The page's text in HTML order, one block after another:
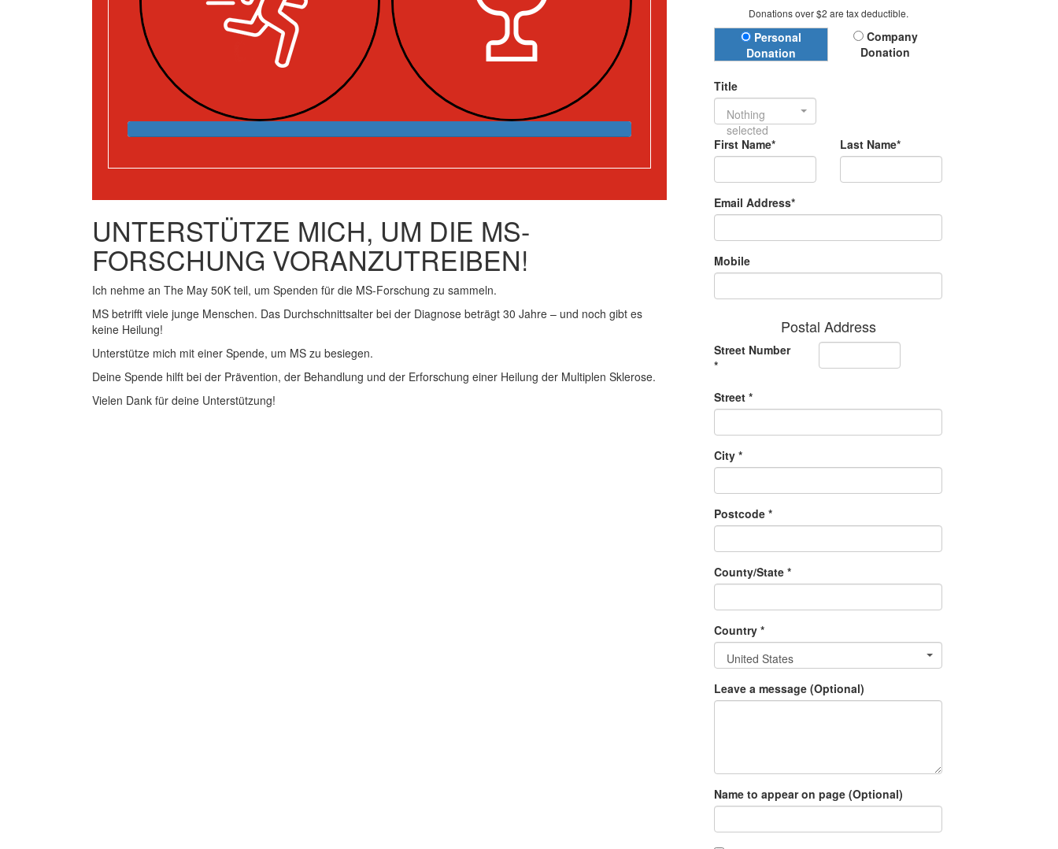
Donations over $2 are tax deductible.
Donation Type
Personal
Donation
Company
Donation
Title
Nothing
selected
First Name*
Last Name*
Email Address*
Mobile
Postal Address
Street Number
*
Street *
City *
Postcode *
County/State *
Country *
United States
Leave a message (Optional)
Name to appear on page (Optional)
UNTERSTÜTZE MICH, UM DIE MS-
FORSCHUNG VORANZUTREIBEN!
Ich nehme an The May 50K teil, um Spenden für die MS-Forschung zu sammeln.
MS betrifft viele junge Menschen. Das Durchschnittsalter bei der Diagnose beträgt 30 Jahre – und noch gibt es
keine Heilung!
Unterstütze mich mit einer Spende, um MS zu besiegen.
Deine Spende hilft bei der Prävention, der Behandlung und der Erforschung einer Heilung der Multiplen Sklerose.
Vielen Dank für deine Unterstützung!